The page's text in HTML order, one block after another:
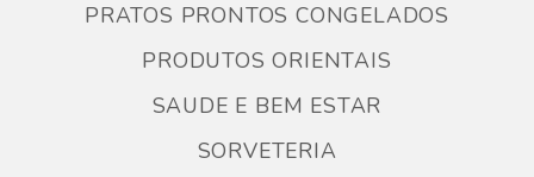
PRATOS PRONTOS CONGELADOS
PRODUTOS ORIENTAIS
SAUDE E BEM ESTAR
SORVETERIA